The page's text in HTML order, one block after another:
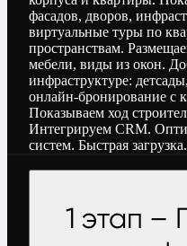
фасадов, дворов,
виртуальные туры по
пространствам.
мебели, виды из окон.
инфраструктуре:
онлайн-бронирование с
Показываем ход
Интегрируем CRM.
систем. Быстрая загрузка.
1 этап –